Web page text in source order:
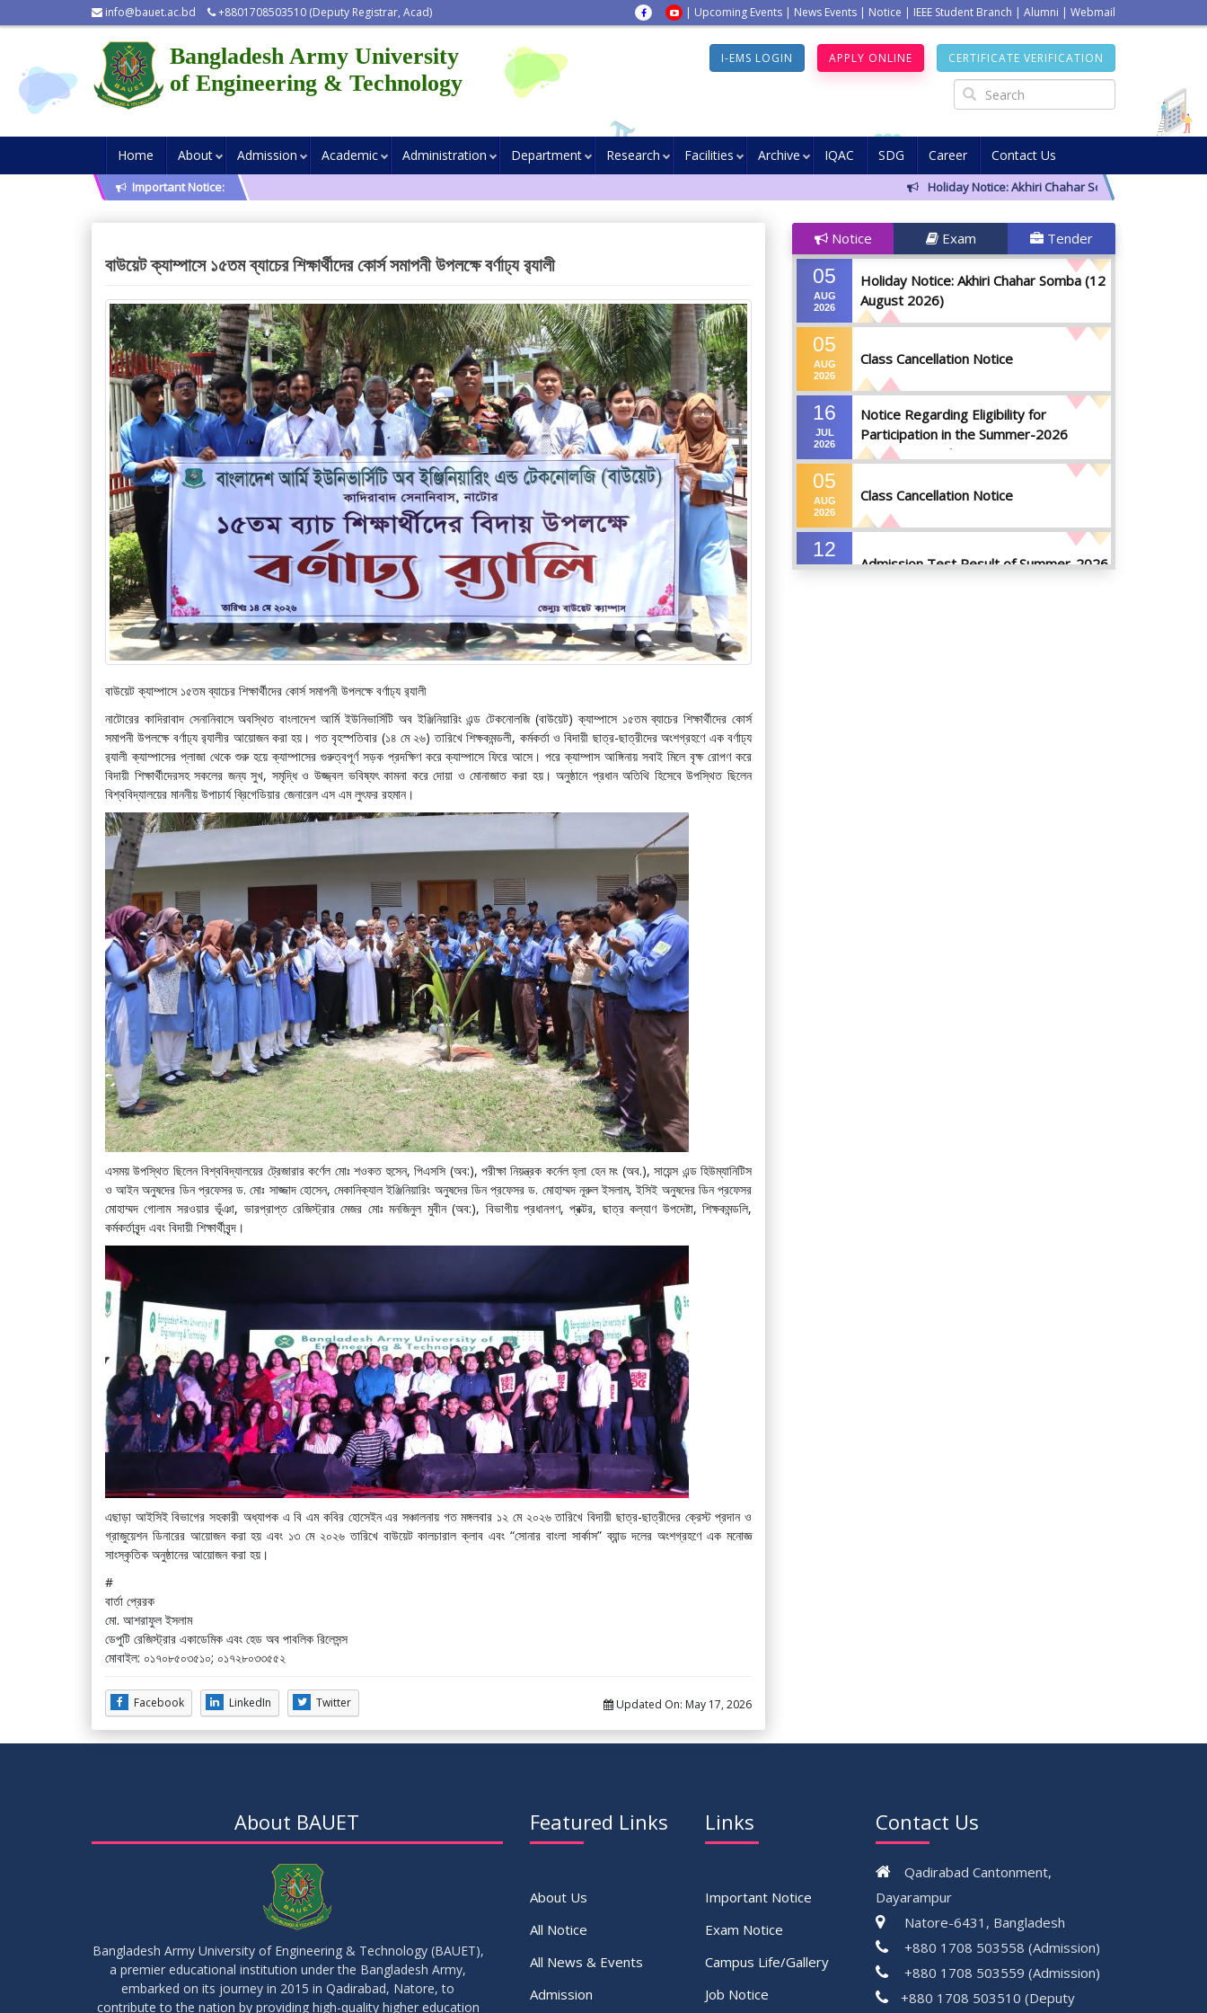
info@bauet.ac.bd +8801708503510 (Deputy Registrar, Acad) | Upcoming Events | News Events | Notice | IEEE Student Branch | Alumni | Webmail
Bangladesh Army University
of Engineering & Technology
I-EMS LOGIN APPLY ONLINE CERTIFICATE VERIFICATION
Home About Admission Academic Administration Department Research Facilities Archive IQAC SDG Career Contact Us
Important Notice: Holiday Notice: Akhiri Chahar Somba (12 August 2026)
বাউয়েট ক্যাম্পাসে ১৫তম ব্যাচের শিক্ষার্থীদের কোর্স সমাপনী উপলক্ষে বর্ণাঢ্য র‌্যালী
বাউয়েট ক্যাম্পাসে ১৫তম ব্যাচের শিক্ষার্থীদের কোর্স সমাপনী উপলক্ষে বর্ণাঢ্য র‌্যালী
নাটোরের কাদিরাবাদ সেনানিবাসে অবস্থিত বাংলাদেশ আর্মি ইউনিভার্সিটি অব ইঞ্জিনিয়ারিং এন্ড টেকনোলজি (বাউয়েট) ক্যাম্পাসে ১৫তম ব্যাচের শিক্ষার্থীদের কোর্স
সমাপনী উপলক্ষে বর্ণাঢ্য র‌্যালীর আয়োজন করা হয়। গত বৃহস্পতিবার (১৪ মে ২৬) তারিখে শিক্ষকমন্ডলী, কর্মকর্তা ও বিদায়ী ছাত্র-ছাত্রীদের অংশগ্রহণে এক বর্ণাঢ্য
র‌্যালী ক্যাম্পাসের প্লাজা থেকে শুরু হয়ে ক্যাম্পাসের গুরুত্বপূর্ণ সড়ক প্রদক্ষিণ করে ক্যাম্পাসে ফিরে আসে। পরে ক্যাম্পাস আঙ্গিনায় সবাই মিলে বৃক্ষ রোপণ করে
বিদায়ী শিক্ষার্থীদেরসহ সকলের জন্য সুখ, সমৃদ্ধি ও উজ্জ্বল ভবিষ্যৎ কামনা করে দোয়া ও মোনাজাত করা হয়। অনুষ্ঠানে প্রধান অতিথি হিসেবে উপস্থিত ছিলেন
বিশ্ববিদ্যালয়ের মাননীয় উপাচার্য ব্রিগেডিয়ার জেনারেল এস এম লুৎফর রহমান।
এসময় উপস্থিত ছিলেন বিশ্ববিদ্যালয়ের ট্রেজারার কর্ণেল মোঃ শওকত হুসেন, পিএসসি (অব:), পরীক্ষা নিয়ন্ত্রক কর্নেল হ্লা হেন মং (অব.), সায়েন্স এন্ড হিউম্যানিটিস
ও আইন অনুষদের ডিন প্রফেসর ড. মোঃ সাজ্জাদ হোসেন, মেকানিক্যাল ইঞ্জিনিয়ারিং অনুষদের ডিন প্রফেসর ড. মোহাম্মদ নূরুল ইসলাম, ইসিই অনুষদের ডিন প্রফেসর
মোহাম্মদ গোলাম সরওয়ার ভূঁঞা, ভারপ্রাপ্ত রেজিস্ট্রার মেজর মোঃ মনজিনুল মুবীন (অব:), বিভাগীয় প্রধানগণ, প্রক্টর, ছাত্র কল্যাণ উপদেষ্টা, শিক্ষকমন্ডলি,
কর্মকর্তাবৃন্দ এবং বিদায়ী শিক্ষার্থীবৃন্দ।
এছাড়া আইসিই বিভাগের সহকারী অধ্যাপক এ বি এম কবির হোসেইন এর সঞ্চালনায় গত মঙ্গলবার ১২ মে ২০২৬ তারিখে বিদায়ী ছাত্র-ছাত্রীদের ক্রেস্ট প্রদান ও
গ্রাজুয়েশন ডিনারের আয়োজন করা হয় এবং ১৩ মে ২০২৬ তারিখে বাউয়েট কালচারাল ক্লাব এবং “সোনার বাংলা সার্কাস” ব্যান্ড দলের অংশগ্রহণে এক মনোজ্ঞ
সাংস্কৃতিক অনুষ্ঠানের আয়োজন করা হয়।
#
বার্তা প্রেরক
মো. আশরাফুল ইসলাম
ডেপুটি রেজিস্ট্রার একাডেমিক এবং হেড অব পাবলিক রিলেসন্স
মোবাইল: ০১৭০৮৫০৩৫১০; ০১৭২৮০৩৩৫৫২
Facebook LinkedIn Twitter Updated On: May 17, 2026
Notice Exam Tender
05
AUG
2026
Holiday Notice: Akhiri Chahar Somba (12
August 2026)
05
AUG
2026
Class Cancellation Notice
16
JUL
2026
Notice Regarding Eligibility for
Participation in the Summer-2026
Semester Final Examinations
05
AUG
2026
Class Cancellation Notice
12
Admission Test Result of Summer-2026
About BAUET
Bangladesh Army University of Engineering & Technology (BAUET),
a premier educational institution under the Bangladesh Army,
embarked on its journey in 2015 in Qadirabad, Natore, to
contribute to the nation by providing high-quality higher education
Featured Links
About Us
All Notice
All News & Events
Admission
Links
Important Notice
Exam Notice
Campus Life/Gallery
Job Notice
Contact Us
Qadirabad Cantonment,
Dayarampur
Natore-6431, Bangladesh
+880 1708 503558 (Admission)
+880 1708 503559 (Admission)
+880 1708 503510 (Deputy